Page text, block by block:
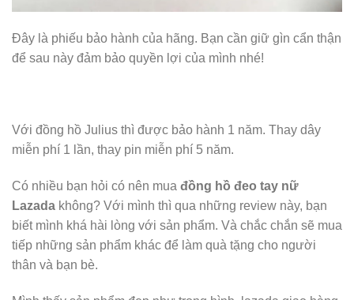
Đây là phiếu bảo hành của hãng. Bạn cần giữ gìn cẩn thận
để sau này đảm bảo quyền lợi của mình nhé!
Với đồng hồ Julius thì được bảo hành 1 năm. Thay dây
miễn phí 1 lần, thay pin miễn phí 5 năm.
Có nhiều bạn hỏi có nên mua đồng hồ đeo tay nữ
Lazada không? Với mình thì qua những review này, bạn
biết mình khá hài lòng với sản phẩm. Và chắc chắn sẽ mua
tiếp những sản phẩm khác để làm quà tặng cho người
thân và bạn bè.